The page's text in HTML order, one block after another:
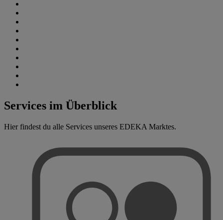
Services im Überblick
Hier findest du alle Services unseres EDEKA Marktes.